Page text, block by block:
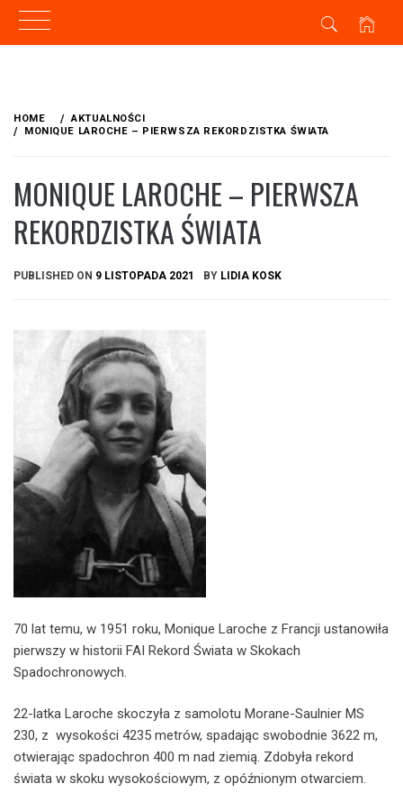
content
HOME
AKTUALNOŚCI
MONIQUE LAROCHE – PIERWSZA REKORDZISTKA ŚWIATA
MONIQUE LAROCHE – PIERWSZA
REKORDZISTKA ŚWIATA
PUBLISHED ON 9 LISTOPADA 2021 BY LIDIA KOSK
70 lat temu, w 1951 roku, Monique Laroche z Francji ustanowiła
pierwszy w historii FAI Rekord Świata w Skokach
Spadochronowych.
22-latka Laroche skoczyła z samolotu Morane-Saulnier MS
230, z wysokości 4235 metrów, spadając swobodnie 3622 m,
otwierając spadochron 400 m nad ziemią. Zdobyła rekord
świata w skoku wysokościowym, z opóźnionym otwarciem.